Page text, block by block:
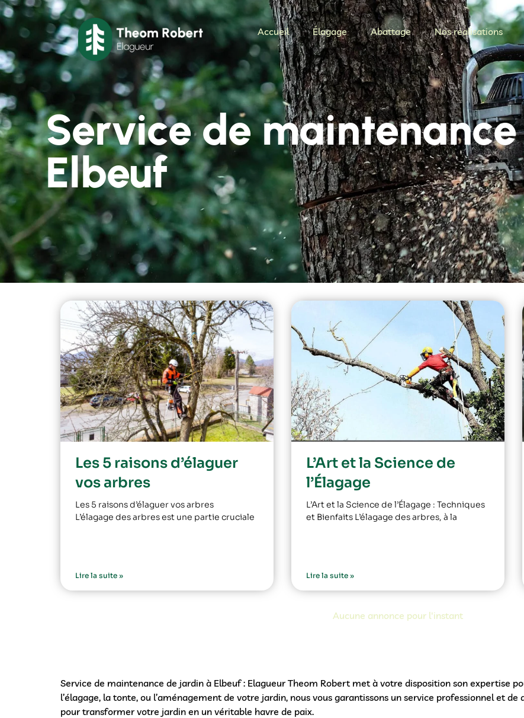
Accueil Élagage Abattage Nos réalisations
Service de
Elbeuf
Les 5 raisons d’élaguer
vos arbres
Les 5 raisons d’élaguer vos arbres
L’élagage des arbres est une partie cruciale
Lire la suite »
L’Art et la Science de
l’Élagage
L’Art et la Science de l’Élagage : Techniques
et Bienfaits L’élagage des arbres, à la
Lire la suite »
Aucune annonce pour l'instant
Service de maintenance de jardin à Elbeuf : Elagueur Theom Robert met à votre disposition son expertise
l’élagage, la tonte, ou l’aménagement de votre jardin, nous vous garantissons un service professionnel et
pour transformer votre jardin en un véritable havre de paix.